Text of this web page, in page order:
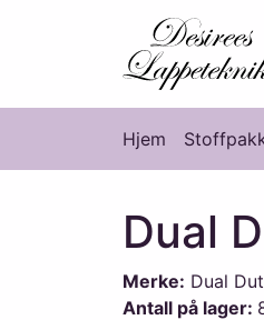
Hovedmeny
Hjem
Dual
Merke: Dual
Antall på lager: